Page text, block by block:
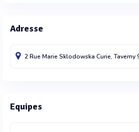
Adresse
2 Rue Marie Sklodowska Curie,Taverny
Equipes